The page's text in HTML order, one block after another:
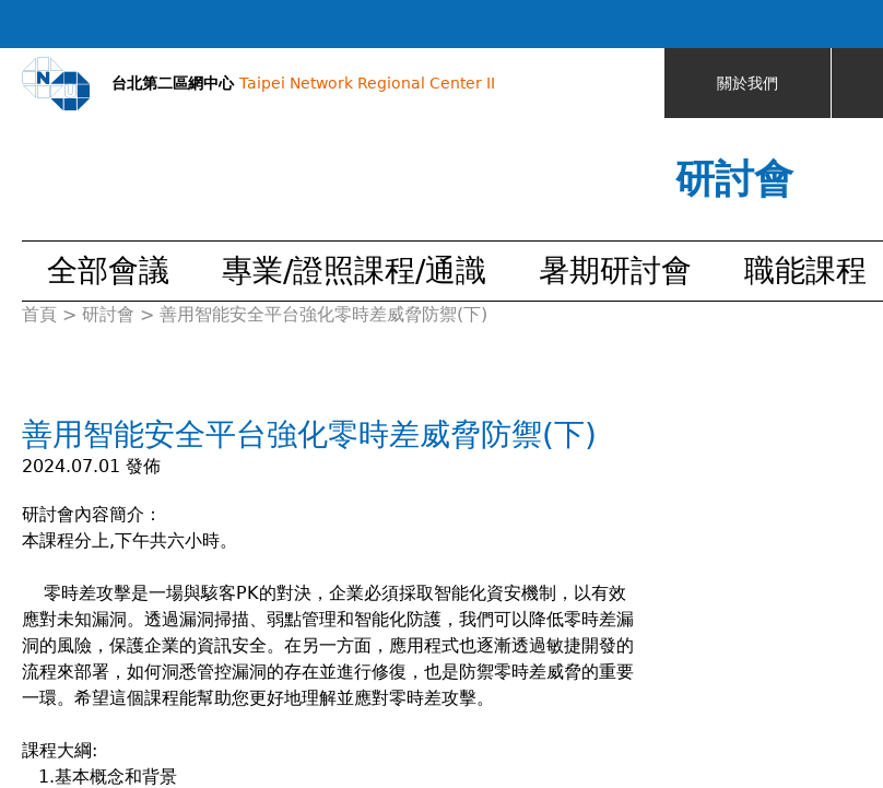
台北第二區網中心 Taipei Network Regional Center II 關於我們
研討會
全部會議 專業/證照課程/通識 暑期研討會 職能課程
您
這
首頁 > 研討會 > 善用智能安全平台強化零時差威脅防禦(下)
善用智能安全平台強化零時差威脅防禦(下)
2024.07.01 發佈
研討會內容簡介：
本課程分上,下午共六小時。
零時差攻擊是一場與駭客PK的對決，企業必須採取智能化資安機制，以有效
應對未知漏洞。透過漏洞掃描、弱點管理和智能化防護，我們可以降低零時差漏
洞的風險，保護企業的資訊安全。在另一方面，應用程式也逐漸透過敏捷開發的
流程來部署，如何洞悉管控漏洞的存在並進行修復，也是防禦零時差威脅的重要
一環。希望這個課程能幫助您更好地理解並應對零時差攻擊。
課程大綱:
1.基本概念和背景